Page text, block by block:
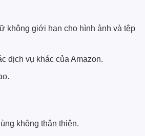
không giới hạn cho hình ảnh và tệp
dịch vụ khác của Amazon.
không thân thiện.